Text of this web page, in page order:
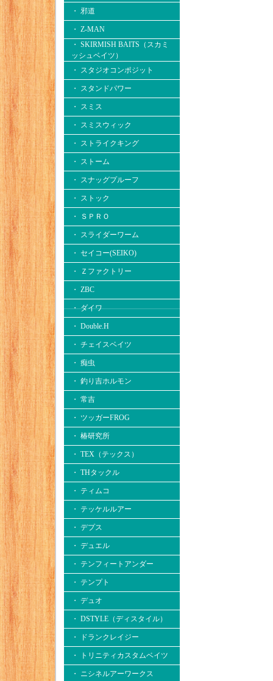
・ 邪道
・ Z-MAN
・ SKIRMISH BAITS（スカミ
ッシュベイツ）
・ スタジオコンポジット
・ スタンドパワー
・ スミス
・ スミスウィック
・ ストライクキング
・ ストーム
・ スナッグプルーフ
・ ストック
・ ＳＰＲＯ
・ スライダーワーム
・ セイコー(SEIKO)
・ Ｚファクトリー
・ ZBC
・ ダイワ
・ Double.H
・ チェイスベイツ
・ 痴虫
・ 釣り吉ホルモン
・ 常吉
・ ツッガーFROG
・ 椿研究所
・ TEX（テックス）
・ THタックル
・ ティムコ
・ テッケルルアー
・ デプス
・ デュエル
・ テンフィートアンダー
・ テンプト
・ デュオ
・ DSTYLE（ディスタイル）
・ ドランクレイジー
・ トリニティカスタムベイツ
・ ニシネルアーワークス